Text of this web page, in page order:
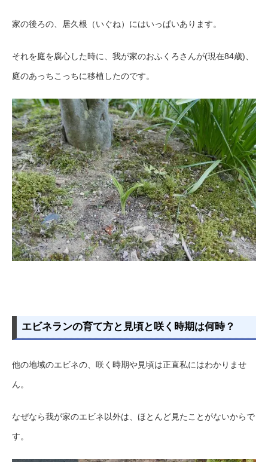
家の後ろの、居久根（いぐね）にはいっぱいあります。
それを庭を腐心した時に、我が家のおふくろさんが(現在84歳)、
庭のあっちこっちに移植したのです。
エビネランの育て方と見頃と咲く時期は何時？
他の地域のエビネの、咲く時期や見頃は正直私にはわかりませ
ん。
なぜなら我が家のエビネ以外は、ほとんど見たことがないからで
す。